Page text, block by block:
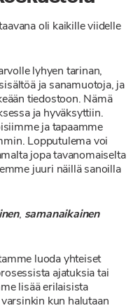
oli kaikille viidelle
lyhyen tarinan,
ja sanamuotoja, ja
tiedostoon. Nämä
ja hyväksyttiin.
ja tapaamme
Lopputulema voi
jopa tavanomaiselta
juuri näillä sanoilla
, samanaikainen
luoda yhteiset
ajatuksia tai
lisää erilaisista
kun halutaan